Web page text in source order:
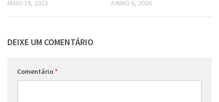
MAIO 19, 2023 JUNHO 6, 2026
DEIXE UM COMENTÁRIO
Comentário*